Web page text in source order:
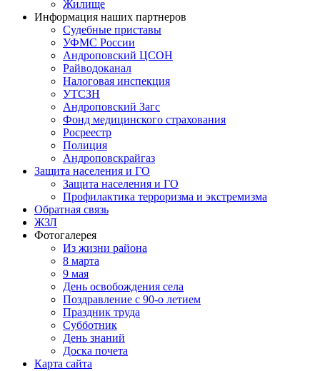
Жилище
Информация наших партнеров
Судебные приставы
УФМС России
Андроповский ЦСОН
Райводоканал
Налоговая инспекция
УТСЗН
Андроповский Загс
Фонд медицинского страхования
Росреестр
Полиция
Андроповскрайгаз
Защита населения и ГО
Защита населения и ГО
Профилактика терроризма и экстремизма
Обратная связь
ЖЗЛ
Фотогалерея
Из жизни района
8 марта
9 мая
День освобождения села
Поздравление с 90-о летием
Праздник труда
Субботник
День знаний
Доска почета
Карта сайта